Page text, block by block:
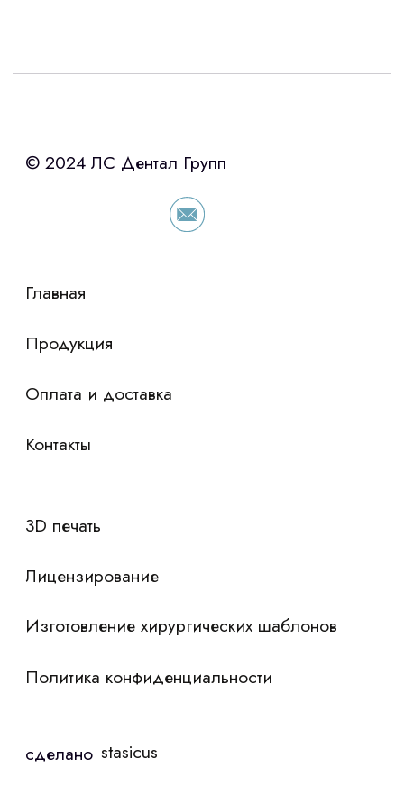
Интересует лизинг?
«Уралпромлизинг» подберем выгодные
условия по лизингу оборудования,
просто оставьте контакты чтобы мы
сориентировали по условиям